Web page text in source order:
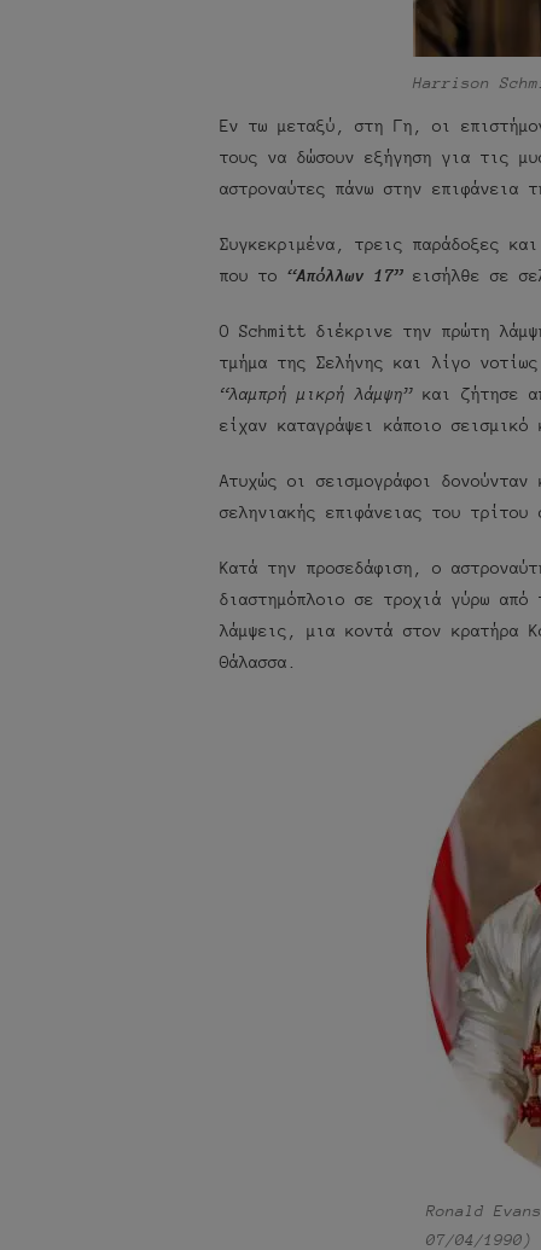
Harrison
Εν τω μεταξύ, στη Γη, οι
τους να δώσουν εξήγηση για τις
αστροναύτες πάνω στην επιφάνεια
Συγκεκριμένα, τρεις παράδοξες
που το “Απόλλων 17” εισήλθε σε
Ο Schmitt διέκρινε την πρώτη
τμήμα της Σελήνης και λίγο
“λαμπρή μικρή λάμψη” και ζήτησε
είχαν καταγράψει κάποιο σεισμικό
Ατυχώς οι σεισμογράφοι
σεληνιακής επιφάνειας του τρίτου
Κατά την προσεδάφιση, ο
διαστημόπλοιο σε τροχιά γύρω
λάμψεις, μια κοντά στον κρατήρα
Θάλασσα.
Ronald
07/04/1990)